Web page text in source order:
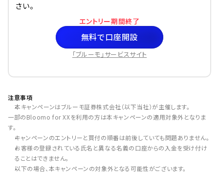
さい。
エントリー期間終了
無料で口座開設
「ブルーモ」サービスサイト
注意事項
本キャンペーンはブルーモ証券株式会社（以下当社）が主催します。
一部のBloomo for XXを利用の方は本キャンペーンの適用対象外となりま
す。
キャンペーンのエントリーと買付の順番は前後していても問題ありません。
お客様の登録されている氏名と異なる名義の口座からの入金を受け付け
ることはできません。
以下の場合、本キャンペーンの対象外となる可能性がございます。